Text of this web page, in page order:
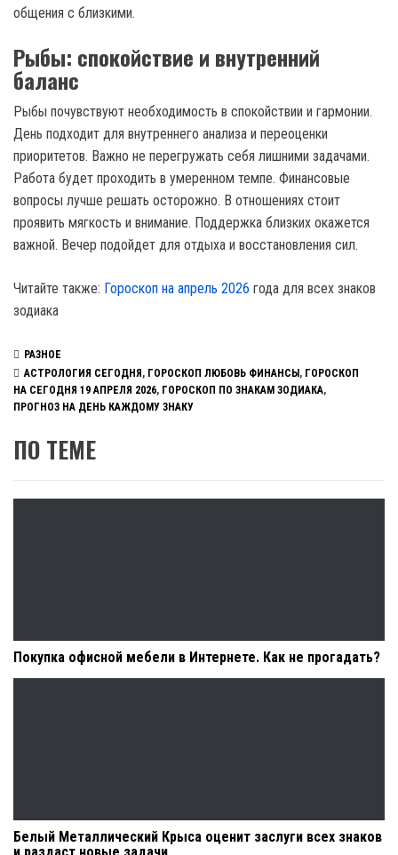
общения с близкими.
Рыбы: спокойствие и внутренний
баланс
Рыбы почувствуют необходимость в спокойствии и гармонии.
День подходит для внутреннего анализа и переоценки
приоритетов. Важно не перегружать себя лишними задачами.
Работа будет проходить в умеренном темпе. Финансовые
вопросы лучше решать осторожно. В отношениях стоит
проявить мягкость и внимание. Поддержка близких окажется
важной. Вечер подойдет для отдыха и восстановления сил.
Читайте также: Гороскоп на апрель 2026 года для всех знаков
зодиака
РАЗНОЕ
АСТРОЛОГИЯ СЕГОДНЯ, ГОРОСКОП ЛЮБОВЬ ФИНАНСЫ, ГОРОСКОП
НА СЕГОДНЯ 19 АПРЕЛЯ 2026, ГОРОСКОП ПО ЗНАКАМ ЗОДИАКА,
ПРОГНОЗ НА ДЕНЬ КАЖДОМУ ЗНАКУ
ПО ТЕМЕ
Покупка офисной мебели в Интернете. Как не прогадать?
Белый Металлический Крыса оценит заслуги всех знаков